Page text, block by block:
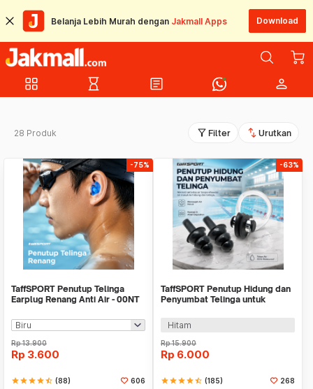
Belanja Lebih Murah dengan Jakmall Apps Download
grid_view hourglass_empty article person
28 Produk filter_alt Filter swap_vert Urutkan
-75%
TaffSPORT Penutup Telinga
Earplug Renang Anti Air - 00NT
Rp13.900
Rp 3.600
starstarstarstarstar_half (88) 606
-63%
TaffSPORT Penutup Hidung dan
Penyumbat Telinga untuk
Hitam
Rp15.900
Rp 6.000
starstarstarstarstar_half (185) 268